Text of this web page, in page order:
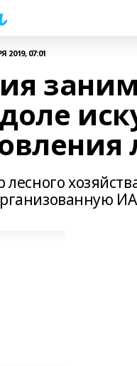
2019, 07:01